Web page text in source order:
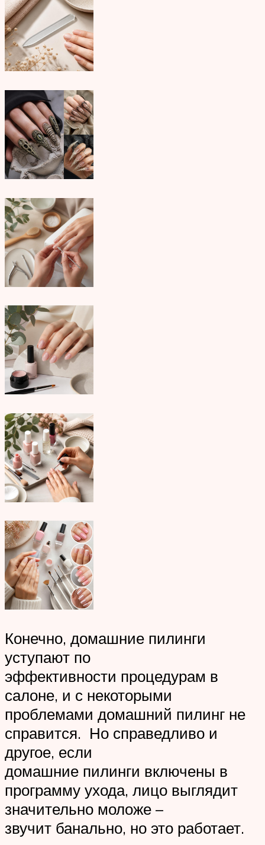
Конечно, домашние пилинги
уступают по
эффективности процедурам в
салоне, и с некоторыми
проблемами домашний пилинг не
справится. Но справедливо и
другое, если
домашние пилинги включены в
программу ухода, лицо выглядит
значительно моложе –
звучит банально, но это работает.